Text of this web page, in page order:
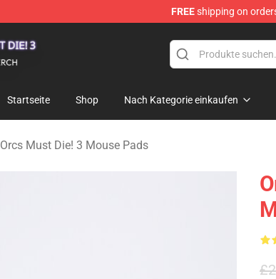
FREEshipping on
Startseite Shop Nach Kategorie einkaufen
Orcs Must Die! 3 Mouse Pads